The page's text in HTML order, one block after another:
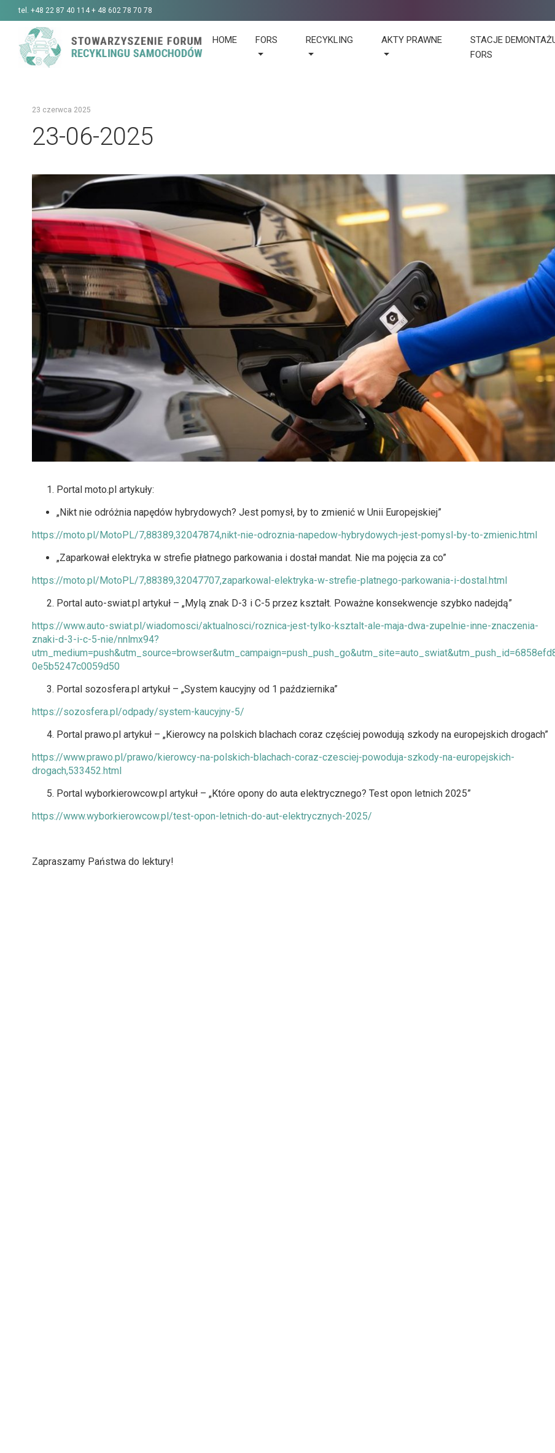
tel. +48 22 87 40 114 + 48 602 78 70 78
HOME FORS RECYKLING AKTY PRAWNE
STACJE
FORS
23 czerwca 2025
23-06-2025
Portal moto.pl artykuły:
„Nikt nie odróżnia napędów hybrydowych? Jest pomysł, by to zmienić w Unii Europejskiej”
https://moto.pl/MotoPL/7,88389,32047874,nikt-nie-odroznia-napedow-hybrydowych-jest-pomysl-by-to-zmienic.html
„Zaparkował elektryka w strefie płatnego parkowania i dostał mandat. Nie ma pojęcia za co”
https://moto.pl/MotoPL/7,88389,32047707,zaparkowal-elektryka-w-strefie-platnego-parkowania-i-dostal.html
Portal auto-swiat.pl artykuł – „Mylą znak D-3 i C-5 przez kształt. Poważne konsekwencje szybko nadejdą”
https://www.auto-swiat.pl/wiadomosci/aktualnosci/roznica-jest-tylko-ksztalt-ale-maja-dwa-zupelnie-inne-znaczenia-
znaki-d-3-i-c-5-nie/nnlmx94?
0e5b5247c0059d50
Portal sozosfera.pl artykuł – „System kaucyjny od 1 października”
https://sozosfera.pl/odpady/system-kaucyjny-5/
Portal prawo.pl artykuł – „Kierowcy na polskich blachach coraz częściej powodują szkody na europejskich drogach”
https://www.prawo.pl/prawo/kierowcy-na-polskich-blachach-coraz-czesciej-powoduja-szkody-na-europejskich-
drogach,533452.html
Portal wyborkierowcow.pl artykuł – „Które opony do auta elektrycznego? Test opon letnich 2025”
https://www.wyborkierowcow.pl/test-opon-letnich-do-aut-elektrycznych-2025/
Zapraszamy Państwa do lektury!